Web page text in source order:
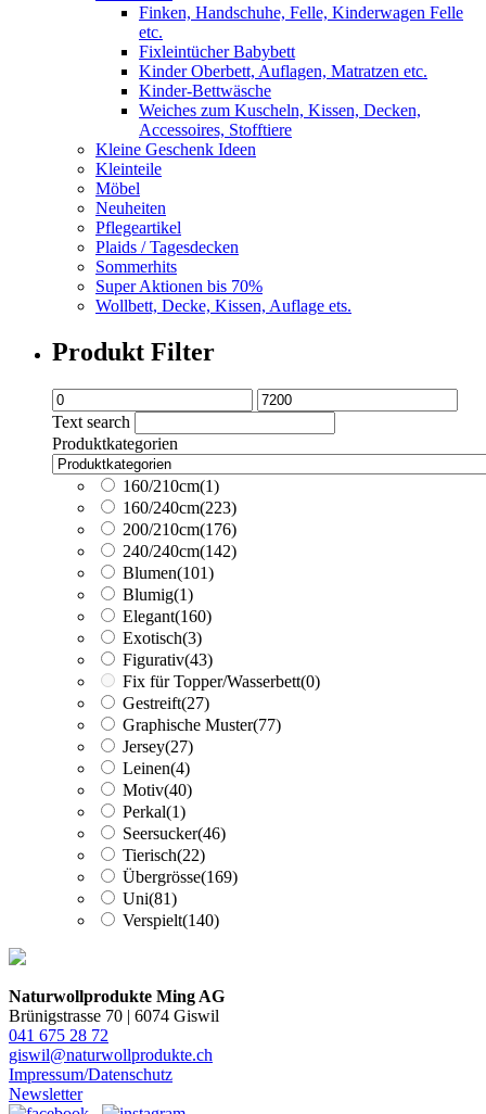
Finken, Handschuhe, Felle, Kinderwagen Felle
etc.
Fixleintücher Babybett
Kinder Oberbett, Auflagen, Matratzen etc.
Kinder-Bettwäsche
Weiches zum Kuscheln, Kissen, Decken,
Accessoires, Stofftiere
Kleine Geschenk Ideen
Kleinteile
Möbel
Neuheiten
Pflegeartikel
Plaids / Tagesdecken
Sommerhits
Super Aktionen bis 70%
Wollbett, Decke, Kissen, Auflage ets.
Produkt Filter
Text search
Produktkategorien
160/210cm(1)
160/240cm(223)
200/210cm(176)
240/240cm(142)
Blumen(101)
Blumig(1)
Elegant(160)
Exotisch(3)
Figurativ(43)
Fix für Topper/Wasserbett(0)
Gestreift(27)
Graphische Muster(77)
Jersey(27)
Leinen(4)
Motiv(40)
Perkal(1)
Seersucker(46)
Tierisch(22)
Übergrösse(169)
Uni(81)
Verspielt(140)
Naturwollprodukte Ming AG
Brünigstrasse 70 | 6074 Giswil
041 675 28 72
giswil@naturwollprodukte.ch
Impressum/Datenschutz
Newsletter